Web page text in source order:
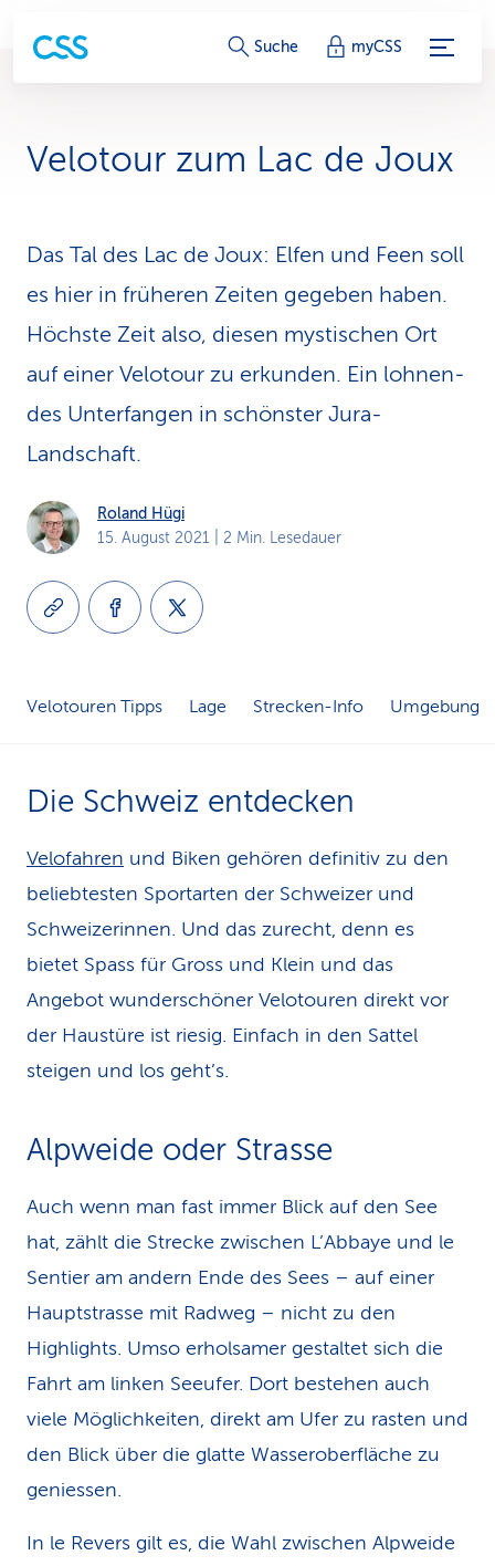
S
c
e
k
Suche myCSS
Velotour zum Lac de Joux
Das Tal des Lac de Joux: Elfen und Feen soll
es hier in früheren Zeiten gegeben haben.
Höchste Zeit also, diesen mystischen Ort
auf einer Velotour zu erkunden. Ein lohnen­
des Unterfangen in schönster Jura-
Landschaft.
Roland Hügi
15. August 2021 | 2 Min. Lesedauer
Velotouren Tipps Lage Strecken-Info Umgebung
Die Schweiz entdecken
Velofahren und Biken gehören definitiv zu den
beliebtesten Sportarten der Schweizer und
Schweizerinnen. Und das zurecht, denn es
bietet Spass für Gross und Klein und das
Angebot wunderschöner Velo­touren direkt vor
der Haustüre ist riesig. Einfach in den Sattel
steigen und los geht’s.
Alpweide oder Strasse
Auch wenn man fast immer Blick auf den See
hat, zählt die Strecke zwischen L’Abbaye und le
Sentier am andern Ende des Sees – auf einer
Hauptstrasse mit Radweg – nicht zu den
Highlights. Umso erholsamer gestaltet sich die
Fahrt am linken Seeufer. Dort bestehen auch
viele Möglichkeiten, direkt am Ufer zu rasten und
den Blick über die glatte Wasseroberfläche zu
geniessen.
In le Revers gilt es, die Wahl zwischen Alpweide